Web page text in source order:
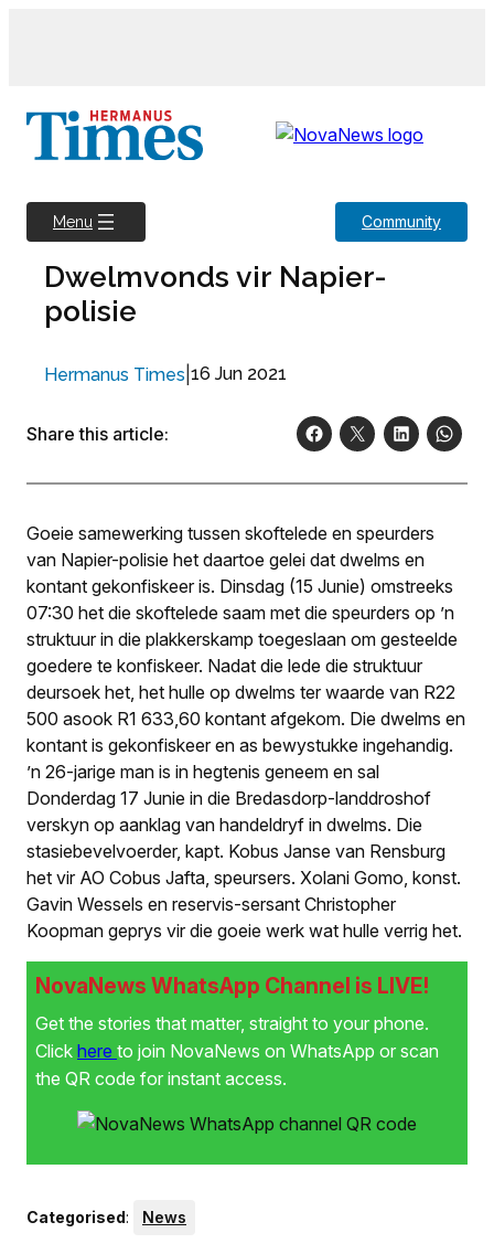
Menu Community
Dwelmvonds vir Napier-
polisie
Hermanus Times 16 Jun 2021
Share this article:
Goeie samewerking tussen skoftelede en speurders
van Napier-polisie het daartoe gelei dat dwelms en
kontant gekonfiskeer is. Dinsdag (15 Junie) omstreeks
07:30 het die skoftelede saam met die speurders op ’n
struktuur in die plakkerskamp toegeslaan om gesteelde
goedere te konfiskeer. Nadat die lede die struktuur
deursoek het, het hulle op dwelms ter waarde van R22
500 asook R1 633,60 kontant afgekom. Die dwelms en
kontant is gekonfiskeer en as bewystukke ingehandig.
’n 26-jarige man is in hegtenis geneem en sal
Donderdag 17 Junie in die Bredasdorp-landdroshof
verskyn op aanklag van handeldryf in dwelms. Die
stasiebevelvoerder, kapt. Kobus Janse van Rensburg
het vir AO Cobus Jafta, speursers. Xolani Gomo, konst.
Gavin Wessels en reservis-sersant Christopher
Koopman geprys vir die goeie werk wat hulle verrig het.
NovaNews WhatsApp Channel is LIVE!
Get the stories that matter, straight to your phone.
Click here to join NovaNews on WhatsApp or scan
the QR code for instant access.
Categorised: News